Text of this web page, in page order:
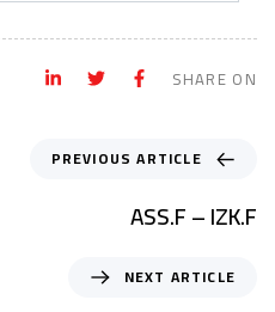
SHARE ON
PREVIOUS ARTICLE
ASS.F – IZK.F
NEXT ARTICLE